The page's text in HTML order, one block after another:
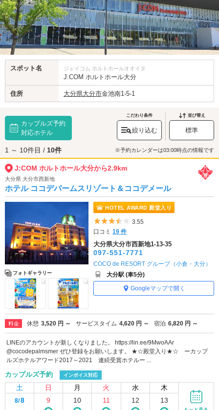
スポット名 ジェイコム ホルトホールオオイタ
J:COM ホルトホール大分
住所 大分県大分市金池南1-5-1
カップルズ予約
対応ホテル
こだわり条件
絞り込む
並び替え
標準
1 ～ 10件目 / 10件 ※予約カレンダーは03:00時点の情報です
J:COM ホルトホール大分から2.9km
大分県 大分市西新地
ホテル ココデパームスリゾート＆ココデメール
フォトギャラリー
HOTEL AWARD 殿堂入り
5つ星のうち3.5
3.55
口コミ19 件
大分県大分市西新地1-13-35
097-551-7771
COCO de RESORT グループ（小倉・大分）
大分駅 (車5分)
Googleマップで開く
料金 休憩 3,520 円 ～ サービスタイム 4,620 円 ～ 宿泊 6,820 円 ～
LINEのアカウントが新しくなりました。 https://lin.ee/9MwoAAr
@cocodepalmsmer ぜひ登録をお願いします。 ★☆殿堂入り★☆ ーカップ
ルズホテルアワード2017～2021 連続受賞ホテルー ...
カップルズ予約 インボイス対応
土 日 月 火 水 木
8/8
9 10 11 12 13